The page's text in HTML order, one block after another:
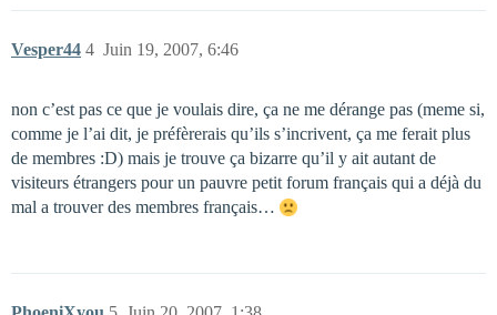
Vesper44 Juin 19, 2007, 6:46
4
non c’est pas ce que je voulais dire, ça ne me dérange pas (meme si,
comme je l’ai dit, je préfèrerais qu’ils s’incrivent, ça me ferait plus
de membres :D) mais je trouve ça bizarre qu’il y ait autant de
visiteurs étrangers pour un pauvre petit forum français qui a déjà du
mal a trouver des membres français…